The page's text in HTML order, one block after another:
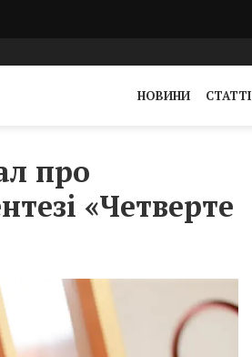
НОВИНИ СТАТТІ
про
«Четверте